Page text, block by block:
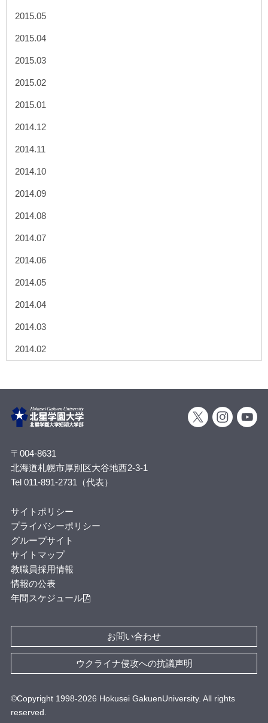
2015.05
2015.04
2015.03
2015.02
2015.01
2014.12
2014.11
2014.10
2014.09
2014.08
2014.07
2014.06
2014.05
2014.04
2014.03
2014.02
〒004-8631
北海道札幌市厚別区大谷地西2-3-1
Tel 011-891-2731（代表）
サイトポリシー
プライバシーポリシー
グループサイト
サイトマップ
教職員採用情報
情報の公表
年間スケジュール
お問い合わせ
ウクライナ侵攻への抗議声明
©Copyright 1998-2026 Hokusei GakuenUniversity. All rights
reserved.